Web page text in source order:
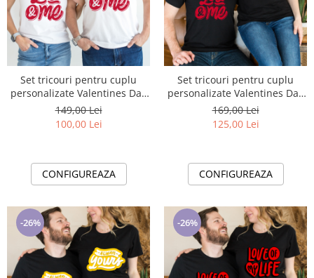
Set tricouri pentru cuplu
personalizate Valentines Day
VD2417 You & me
149,00 Lei
100,00 Lei
CONFIGUREAZA
Set tricouri pentru cuplu
personalizate Valentines Day
VD2417B You & me
169,00 Lei
125,00 Lei
CONFIGUREAZA
-26% -26%